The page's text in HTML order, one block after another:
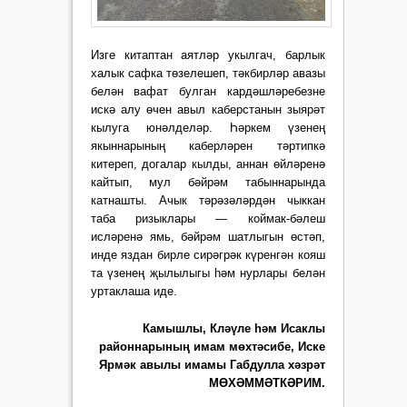
Изге китаптан аятләр укылгач, барлык
халык сафка төзелешеп, тәкбирләр авазы
белән вафат булган кардәшләребезне
искә алу өчен авыл каберстанын зыярәт
кылуга юнәлделәр. Һәркем үзенең
якыннарының каберләрен тәртипкә
китереп, догалар кылды, аннан өйләренә
кайтып, мул бәйрәм табыннарында
катнашты. Ачык тәрәзәләрдән чыккан
таба ризыклары — коймак-бәлеш
исләренә ямь, бәйрәм шатлыгын өстәп,
инде яздан бирле сирәгрәк күренгән кояш
та үзенең җылылыгы һәм нурлары белән
уртаклаша иде.
Камышлы, Кләүле һәм Исаклы
районнарының имам мөхтәсибе, Иске
Ярмәк авылы имамы Габдулла хәзрәт
МӨХӘММӘТКӘРИМ.